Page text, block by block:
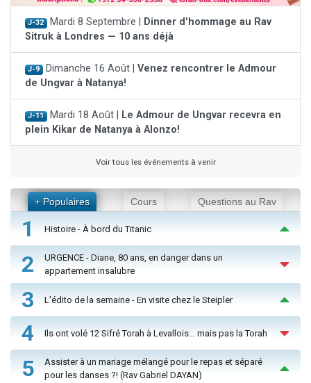
J-32 Mardi 8 Septembre | Dinner d'hommage au Rav
Sitruk à Londres — 10 ans déjà
J-9 Dimanche 16 Août | Venez rencontrer le Admour
de Ungvar à Natanya!
J-11 Mardi 18 Août | Le Admour de Ungvar recevra en
plein Kikar de Natanya à Alonzo!
Voir tous les événements à venir
+ Populaires Cours Questions au Rav
1 Histoire - À bord du Titanic
2
URGENCE - Diane, 80 ans, en danger dans un
appartement insalubre
3 L'édito de la semaine - En visite chez le Steipler
4 Ils ont volé 12 Sifré Torah à Levallois… mais pas la Torah
5
Assister à un mariage mélangé pour le repas et séparé
pour les danses ?! (Rav Gabriel DAYAN)